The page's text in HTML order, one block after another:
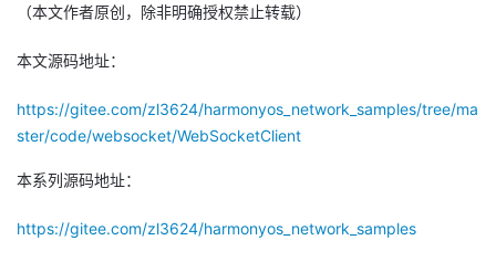
（本文作者原创，除非明确授权禁止转载）
本文源码地址：
https://gitee.com/zl3624/harmonyos_network_samples/tree/ma
ster/code/websocket/WebSocketClient
本系列源码地址：
https://gitee.com/zl3624/harmonyos_network_samples